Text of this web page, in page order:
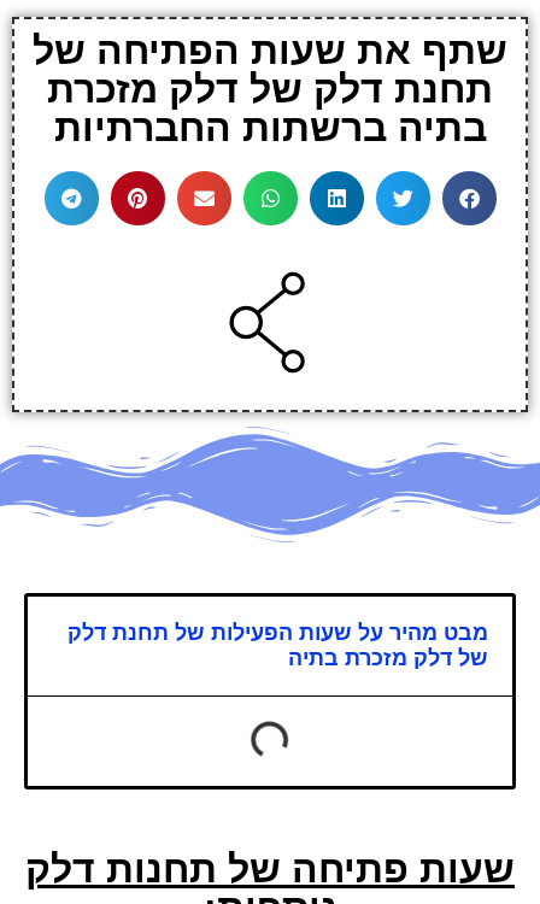
שתף את שעות הפתיחה של
תחנת דלק של דלק מזכרת
בתיה ברשתות החברתיות
מבט מהיר על שעות הפעילות של תחנת דלק
של דלק מזכרת בתיה
שעות פתיחה של תחנות דלק